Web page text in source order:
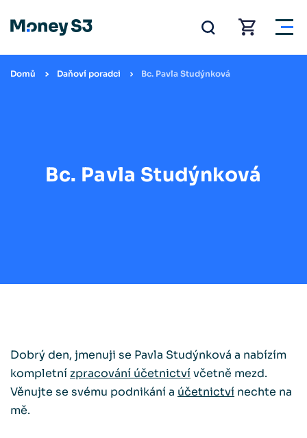
Domů Daňoví poradci Bc. Pavla Studýnková
Bc. Pavla Studýnková
Dobrý den, jmenuji se Pavla Studýnková a nabízím
kompletnízpracování účetnictvívčetně mezd.
Věnujte se svému podnikání a účetnictví nechte na
mě.